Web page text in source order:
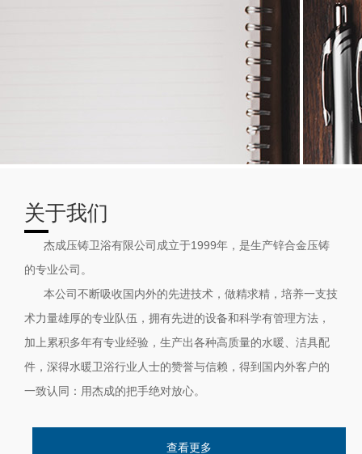
关于我们
杰成压铸卫浴有限公司成立于1999年，是生产锌合金压铸
的专业公司。
本公司不断吸收国内外的先进技术，做精求精，培养一支技
术力量雄厚的专业队伍，拥有先进的设备和科学有管理方法，
加上累积多年有专业经验，生产出各种高质量的水暖、洁具配
件，深得水暖卫浴行业人士的赞誉与信赖，得到国内外客户的
一致认同：用杰成的把手绝对放心。
查看更多